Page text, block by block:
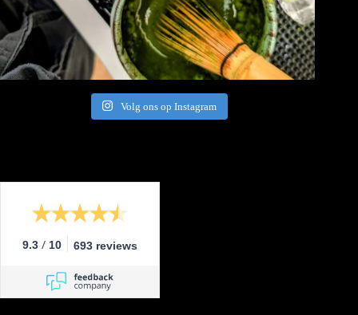
Volg ons op Instagram
9.3 / 10 693 reviews